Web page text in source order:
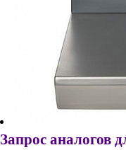
Запрос аналогов